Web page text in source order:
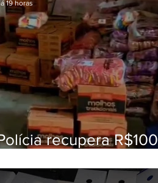
recupera R$100
Fluminense
19 horas